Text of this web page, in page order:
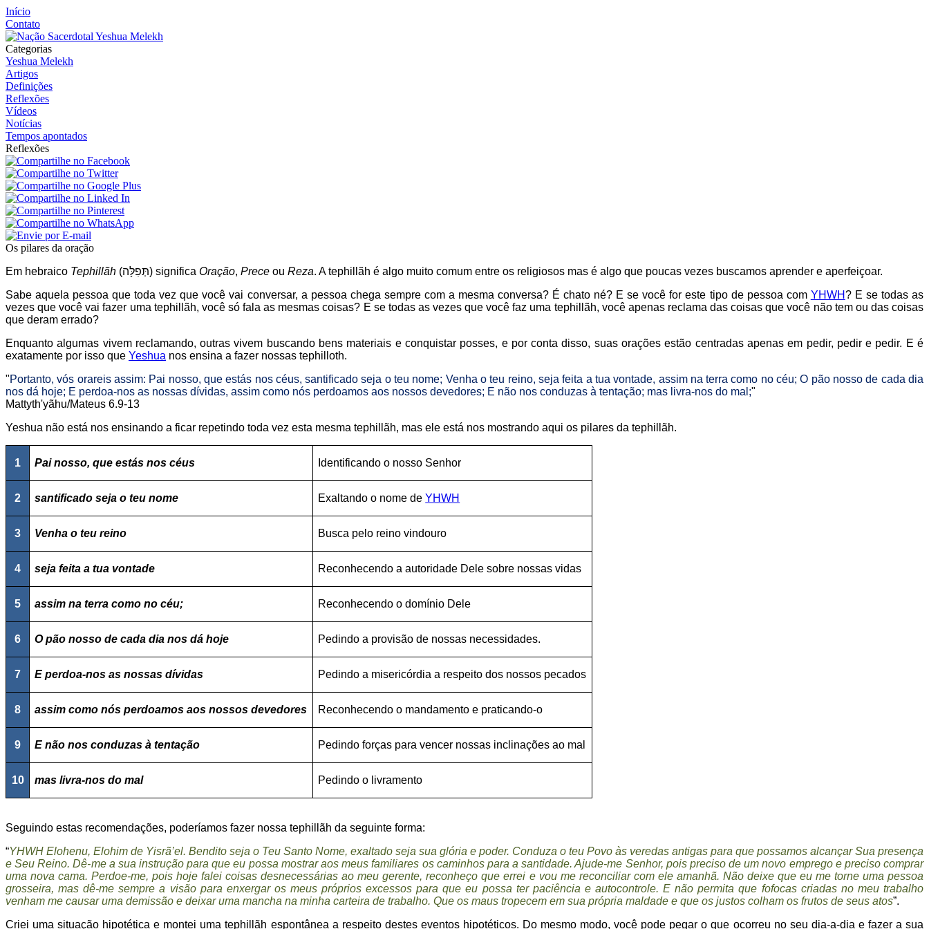
Início
Contato
Categorias
Yeshua Melekh
Artigos
Definições
Reflexões
Vídeos
Notícias
Tempos apontados
Reflexões
Os pilares da oração
Em hebraico Tephillãh (תְּפִלָּה) significa Oração, Prece ou Reza. A tephillãh é algo muito comum entre os religiosos mas é algo que poucas vezes buscamos aprender e aperfeiçoar.
Sabe aquela pessoa que toda vez que você vai conversar, a pessoa chega sempre com a mesma conversa? É chato né? E se você for este tipo de pessoa com YHWH? E se todas as
vezes que você vai fazer uma tephillãh, você só fala as mesmas coisas? E se todas as vezes que você faz uma tephillãh, você apenas reclama das coisas que você não tem ou das coisas
que deram errado?
Enquanto algumas vivem reclamando, outras vivem buscando bens materiais e conquistar posses, e por conta disso, suas orações estão centradas apenas em pedir, pedir e pedir. E é
exatamente por isso que Yeshua nos ensina a fazer nossas tephilloth.
"Portanto, vós orareis assim: Pai nosso, que estás nos céus, santificado seja o teu nome; Venha o teu reino, seja feita a tua vontade, assim na terra como no céu; O pão nosso de cada dia
nos dá hoje; E perdoa-nos as nossas dívidas, assim como nós perdoamos aos nossos devedores; E não nos conduzas à tentação; mas livra-nos do mal;"
Mattyth'yãhu/Mateus 6.9-13
Yeshua não está nos ensinando a ficar repetindo toda vez esta mesma tephillãh, mas ele está nos mostrando aqui os pilares da tephillãh.
1 Pai nosso, que estás nos céus Identificando o nosso Senhor
2 santificado seja o teu nome Exaltando o nome deYHWH
3 Venha o teu reino Busca pelo reino vindouro
4 seja feita a tua vontade Reconhecendo a autoridade Dele sobre nossas vidas
5 assim na terra como no céu; Reconhecendo o domínio Dele
6 O pão nosso de cada dia nos dá hoje Pedindo a provisão de nossas necessidades.
7 E perdoa-nos as nossas dívidas Pedindo a misericórdia a respeito dos nossos pecados
8 assim como nós perdoamos aos nossos devedores Reconhecendo o mandamento e praticando-o
9 E não nos conduzas à tentação Pedindo forças para vencer nossas inclinações ao mal
10 mas livra-nos do mal Pedindo o livramento
Seguindo estas recomendações, poderíamos fazer nossa tephillãh da seguinte forma:
“YHWH Elohenu, Elohim de Yisrã’el. Bendito seja o Teu Santo Nome, exaltado seja sua glória e poder. Conduza o teu Povo às veredas antigas para que possamos alcançar Sua presença
e Seu Reino. Dê-me a sua instrução para que eu possa mostrar aos meus familiares os caminhos para a santidade. Ajude-me Senhor, pois preciso de um novo emprego e preciso comprar
uma nova cama. Perdoe-me, pois hoje falei coisas desnecessárias ao meu gerente, reconheço que errei e vou me reconciliar com ele amanhã. Não deixe que eu me torne uma pessoa
grosseira, mas dê-me sempre a visão para enxergar os meus próprios excessos para que eu possa ter paciência e autocontrole. E não permita que fofocas criadas no meu trabalho
venham me causar uma demissão e deixar uma mancha na minha carteira de trabalho. Que os maus tropecem em sua própria maldade e que os justos colham os frutos de seus atos”.
Criei uma situação hipotética e montei uma tephillãh espontânea a respeito destes eventos hipotéticos. Do mesmo modo, você pode pegar o que ocorreu no seu dia-a-dia e fazer a sua